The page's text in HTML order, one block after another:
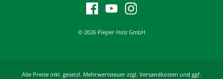
© 2026 Pieper Holz GmbH
Alle Preise inkl. gesetzl. Mehrwertsteuer zzgl. Versandkosten und ggf.